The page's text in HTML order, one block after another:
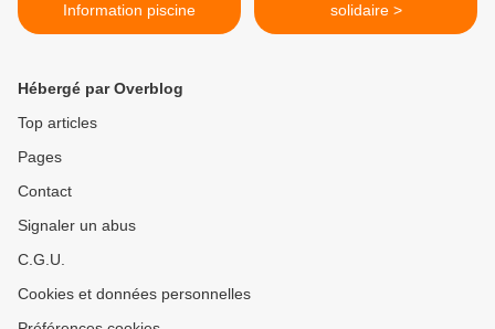
Information piscine
solidaire >
Hébergé par Overblog
Top articles
Pages
Contact
Signaler un abus
C.G.U.
Cookies et données personnelles